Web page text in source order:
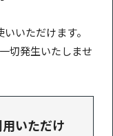
いただけます。
切発生いたしませ
いただけ